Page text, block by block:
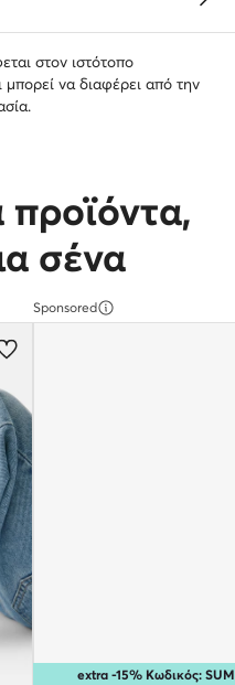
στον ιστότοπο
να διαφέρει από την
σένα
Sponsored
extra -15% Κωδικός: